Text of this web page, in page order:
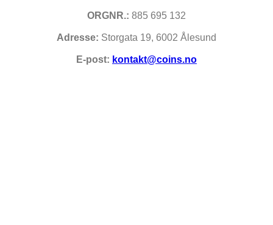
ORGNR.: 885 695 132
Adresse: Storgata 19, 6002 Ålesund
E-post: kontakt@coins.no